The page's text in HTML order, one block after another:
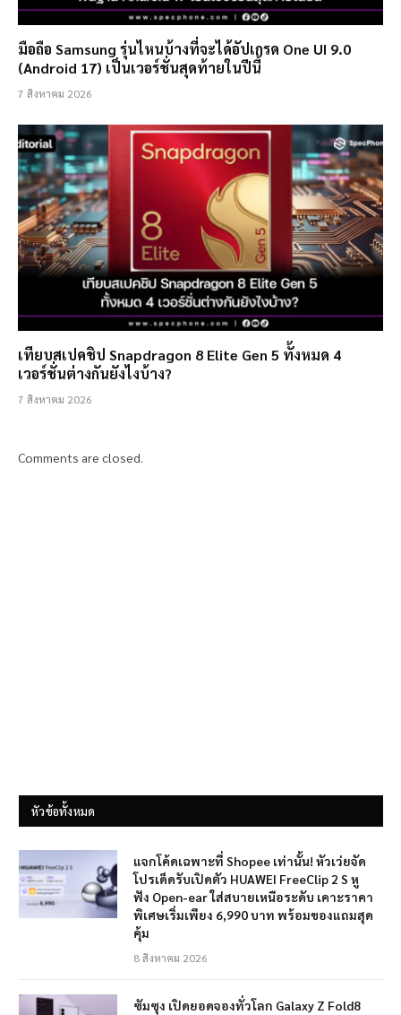
มือถือ Samsung รุ่นไหนบ้างที่จะได้อัปเกรด One UI 9.0
(Android 17) เป็นเวอร์ชั่นสุดท้ายในปีนี้
7 สิงหาคม 2026
เทียบสเปคชิป Snapdragon 8 Elite Gen 5 ทั้งหมด 4
เวอร์ชั่นต่างกันยังไงบ้าง?
7 สิงหาคม 2026
Comments are closed.
หัวข้อทั้งหมด
แจกโค้ดเฉพาะที่ Shopee เท่านั้น! หัวเว่ยจัด
โปรเด็ดรับเปิดตัว HUAWEI FreeClip 2 S หู
ฟัง Open-ear ใส่สบายเหนือระดับ เคาะราคา
พิเศษเริ่มเพียง 6,990 บาท พร้อมของแถมสุด
คุ้ม
8 สิงหาคม 2026
ซัมซุง เปิดยอดจองทั่วโลก Galaxy Z Fold8